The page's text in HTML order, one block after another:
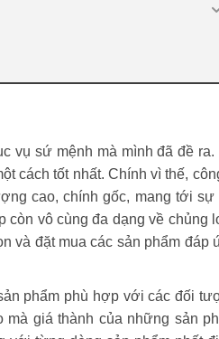
vụ sứ mệnh mà mình đã đề
cách tốt nhất. Chính vì thế,
cao, chính gốc, mang tới sự
còn vô cùng đa dạng về chủng
và đặt mua các sản phẩm đáp
phẩm phù hợp với các đối
giá thành của những sản